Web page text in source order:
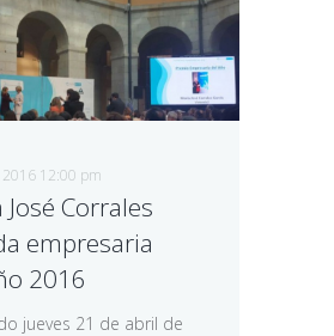
2016 12:00 pm
Corrales
empresaria
2016
jueves 21 de abril de